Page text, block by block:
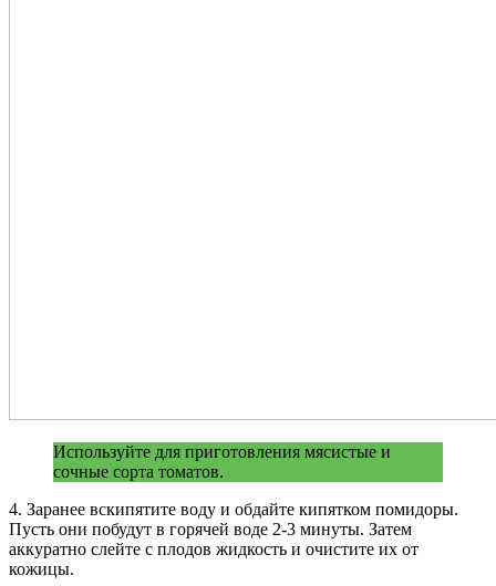
Используйте для приготовления мясистые и
сочные сорта томатов.
4. Заранее вскипятите воду и обдайте кипятком помидоры.
Пусть они побудут в горячей воде 2-3 минуты. Затем
аккуратно слейте с плодов жидкость и очистите их от
кожицы.